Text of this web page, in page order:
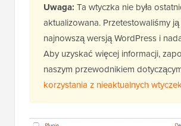
Uwaga: Ta wtyczka nie była
aktualizowana. Przetestowaliśmy
najnowszą wersją WordPress i
Aby uzyskać więcej informacji,
naszym przewodnikiem
korzystania z nieaktualnych